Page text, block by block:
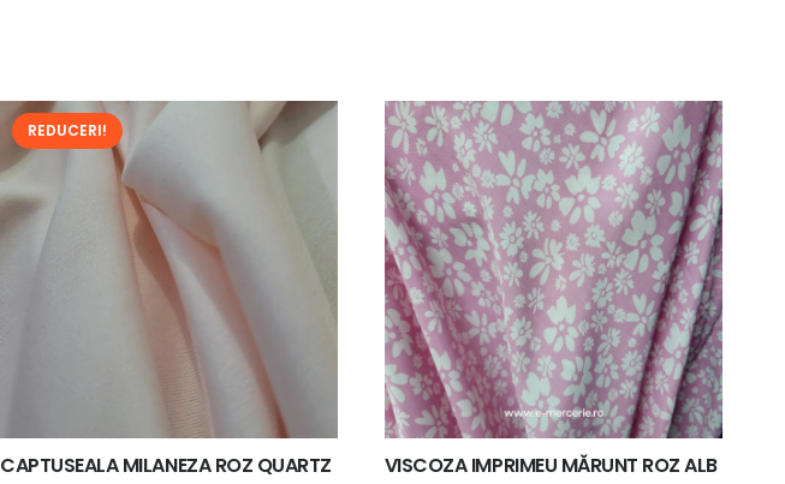
REDUCERI!
CAPTUSEALA MILANEZA ROZ QUARTZ
VISCOZA IMPRIMEU MĂRUNT ROZ ALB